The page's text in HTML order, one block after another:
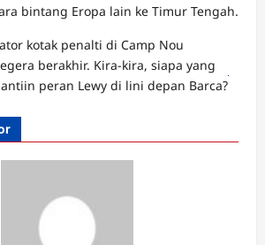
bintang Eropa lain ke Timur Tengah.
kotak penalti di Camp Nou
berakhir. Kira-kira, siapa yang
peran Lewy di lini depan Barca?